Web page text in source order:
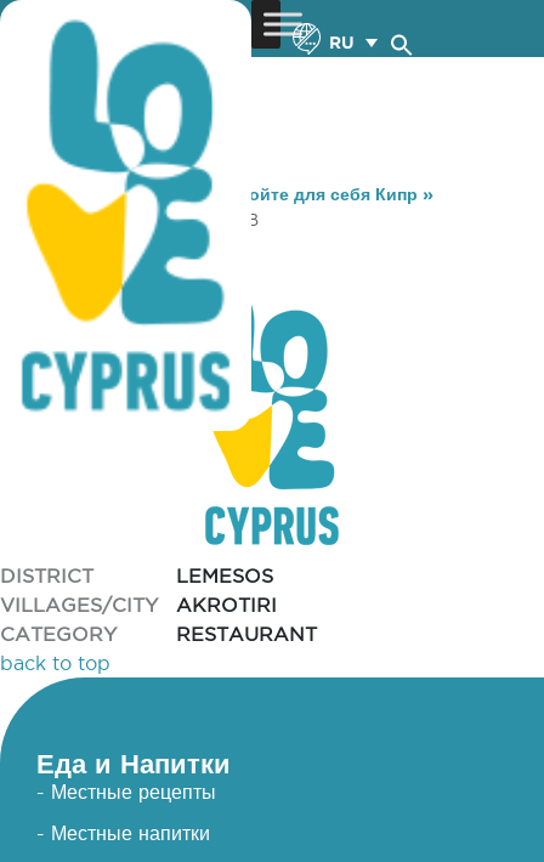
RU
You are here: Home »Откройте для себя Кипр »
Gastronomy
» HAMLET PUB
HAMLET PUB
DISTRICT
LEMESOS
VILLAGES/CITY
AKROTIRI
CATEGORY
RESTAURANT
back to top
Еда и Напитки
- Местные рецепты
- Местные напитки